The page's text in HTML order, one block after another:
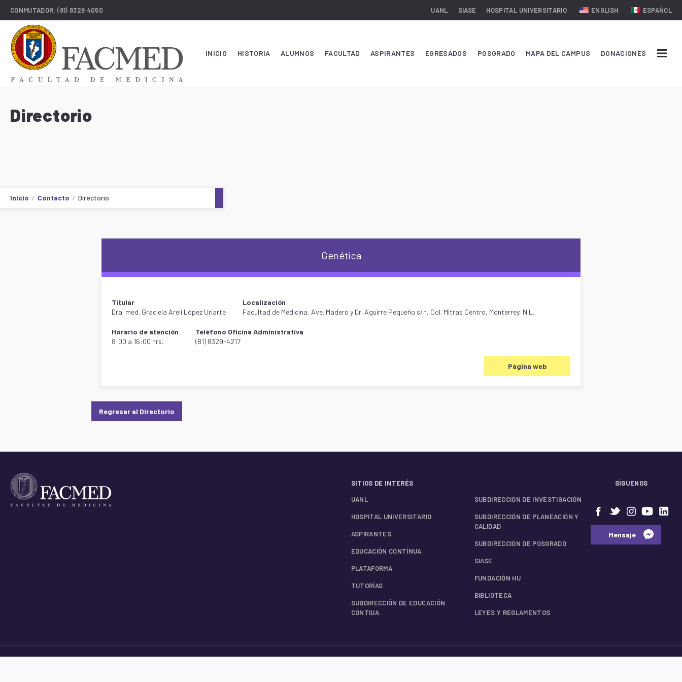
CONMUTADOR:(81) 8329 4050 UANL SIASE HOSPITAL UNIVERSITARIO ENGLISH ESPAÑOL
INICIO HISTORIA ALUMNOS FACULTAD ASPIRANTES EGRESADOS POSGRADO MAPA DEL CAMPUS DONACIONES
Directorio
Inicio Contacto Directorio
Genética
Titular
Dra. med. Graciela Areli López Uriarte
Localización
Facultad de Medicina, Ave. Madero y Dr. Aguirre Pequeño s/n, Col. Mitras Centro, Monterrey, N.L.
Horario de atención
8:00 a 16:00 hrs.
Teléfono Oficina Administrativa
(81) 8329-4217
Página web
Regresar al Directorio
SITIOS DE INTERÉS
UANL
HOSPITAL UNIVERSITARIO
ASPIRANTES
EDUCACIÓN CONTÍNUA
PLATAFORMA
TUTORÍAS
SUBDIRECCIÓN DE EDUCACIÓN
CONTIUA
SUBDIRECCIÓN DE INVESTIGACIÓN
SUBDIRECCIÓN DE PLANEACIÓN Y
CALIDAD
SUBDIRECCIÓN DE POSGRADO
SIASE
FUNDACIÓN HU
BIBLIOTECA
LEYES Y REGLAMENTOS
SÍGUENOS
⠀⠀Mensaje⠀